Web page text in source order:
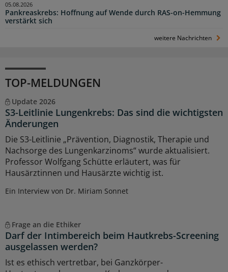
Pankreaskrebs: Hoffnung auf Wende durch RAS-on-Hemmung
verstärkt sich
05.08.2026
weitere Nachrichten
TOP-MELDUNGEN
Update 2026
S3-Leitlinie Lungenkrebs: Das sind die wichtigsten
Änderungen
Die S3-Leitlinie „Prävention, Diagnostik, Therapie und
Nachsorge des Lungenkarzinoms“ wurde aktualisiert.
Professor Wolfgang Schütte erläutert, was für
Hausärztinnen und Hausärzte wichtig ist.
Ein Interview von Dr. Miriam Sonnet
Frage an die Ethiker
Darf der Intimbereich beim Hautkrebs-Screening
ausgelassen werden?
Ist es ethisch vertretbar, bei Ganzkörper-